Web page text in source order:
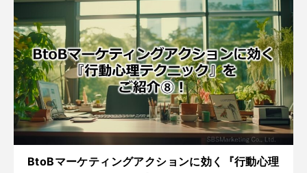
BtoBマーケティングアクションに効く『行動心理